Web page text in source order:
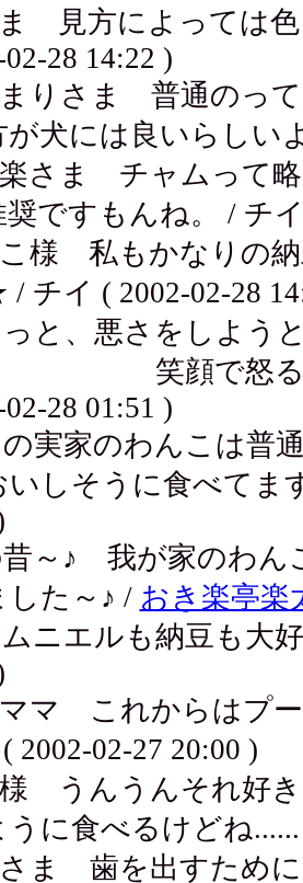
見方によっては色
28 14:22 )
りさま 普通のっ
が犬には良いらしい
さま チャムって
奨ですもんね。 / チ
様 私もかなりの納
チイ ( 2002-02-28
と、悪さをしよう
笑顔で怒る。。
28 01:51 )
実家のわんこは普
いしそうに食べてま
昔～♪ 我が家のわん
した～♪ / おき楽亭楽
ニエルも納豆も大
マ これからはプー
2002-02-27 20:00 )
うんうんそれ好き
に食べるけどね
ま 歯を出すために